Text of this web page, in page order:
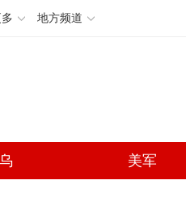
地方频道
美军